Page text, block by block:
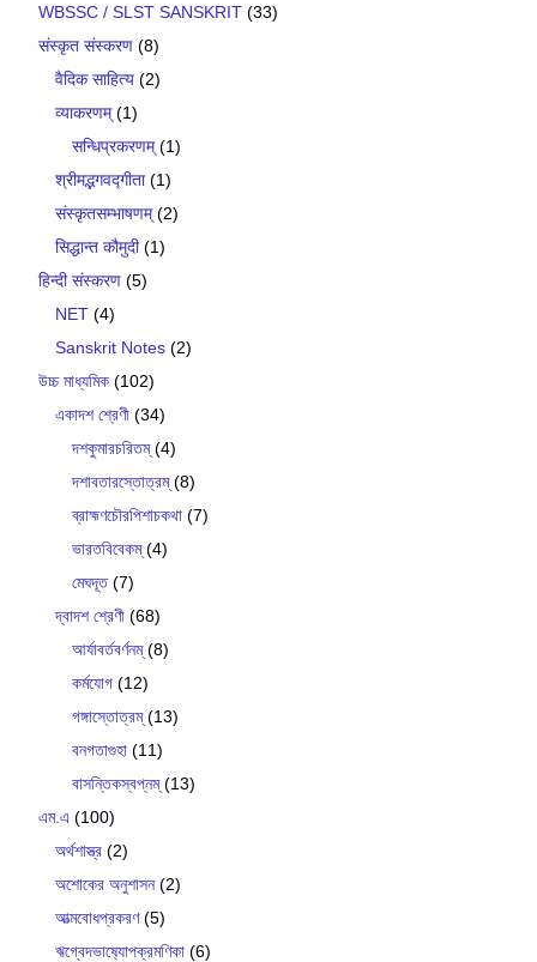
WBSSC / SLST SANSKRIT (33)
संस्कृत संस्करण (8)
वैदिक साहित्य (2)
व्याकरणम्(1)
सन्धिप्रकरणम्(1)
श्रीमद्भगवद्गीता(1)
संस्कृतसम्भाषणम्(2)
सिद्धान्त कौमुदी(1)
हिन्दी संस्करण (5)
NET (4)
Sanskrit Notes (2)
উচ্চ মাধ্যমিক (102)
একাদশ শ্রেণী (34)
দশকুমারচরিতম্(4)
দশাবতারস্তোত্রম্(8)
ব্রাহ্মণচৌরপিশাচকথা (7)
ভারতবিবেকম্(4)
মেঘদূত(7)
দ্বাদশ শ্রেণী (68)
আর্যাবর্তবর্ণনম্(8)
কর্মযোগ (12)
গঙ্গাস্তোত্রম্(13)
বনগতাগুহা (11)
বাসন্তিকস্বপ্নম্(13)
এম.এ (100)
অর্থশাস্ত্র (2)
অশোকের অনুশাসন(2)
আত্মবোধপ্রকরণ(5)
ঋগ্বেদভাষ‍্যোপক্রমণিকা (6)